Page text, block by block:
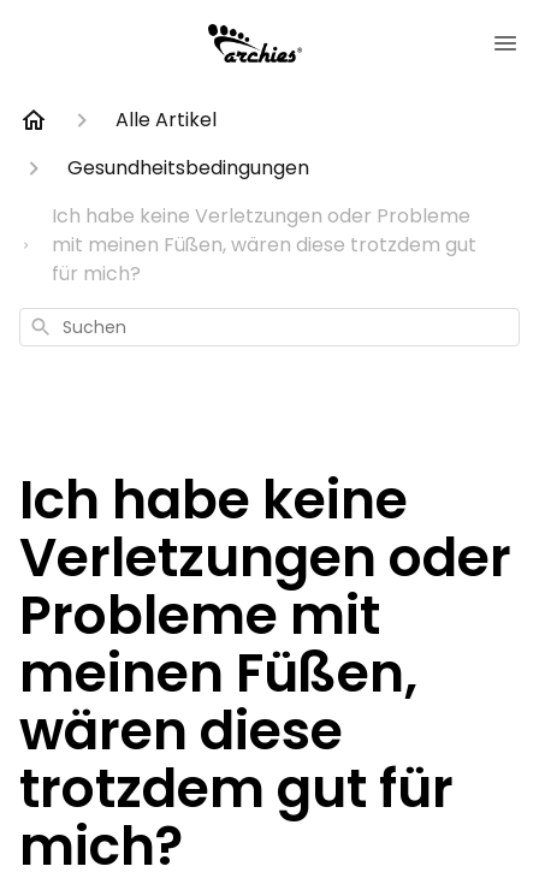
Alle Artikel
Gesundheitsbedingungen
Ich habe keine Verletzungen oder Probleme
mit meinen Füßen, wären diese trotzdem gut
für mich?
Suchen
Ich habe keine
Verletzungen oder
Probleme mit
meinen Füßen,
wären diese
trotzdem gut für
mich?